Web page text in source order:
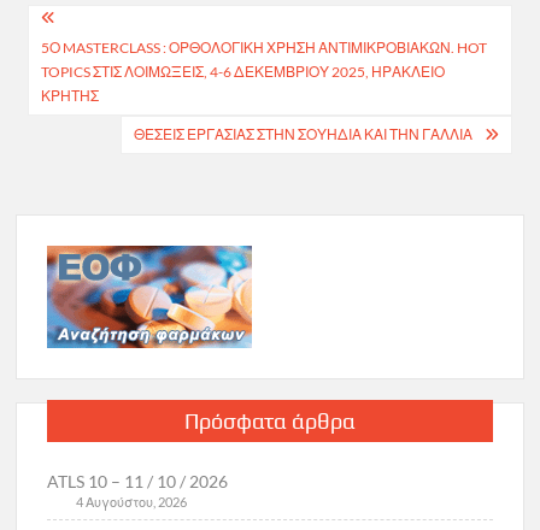
Πλοήγηση
άρθρων
5Ο MASTERCLASS : ΟΡΘΟΛΟΓΙΚΗ ΧΡΗΣΗ ΑΝΤΙΜΙΚΡΟΒΙΑΚΩΝ. HOT
TOPICS ΣΤΙΣ ΛΟΙΜΩΞΕΙΣ, 4-6 ΔΕΚΕΜΒΡΙΟΥ 2025, ΗΡΑΚΛΕΙΟ
ΚΡΗΤΗΣ
ΘΈΣΕΙΣ ΕΡΓΑΣΊΑΣ ΣΤΗΝ ΣΟΥΗΔΊΑ ΚΑΙ ΤΗΝ ΓΑΛΛΊΑ
Πρόσφατα άρθρα
ATLS 10 – 11 / 10 / 2026
4 Αυγούστου, 2026